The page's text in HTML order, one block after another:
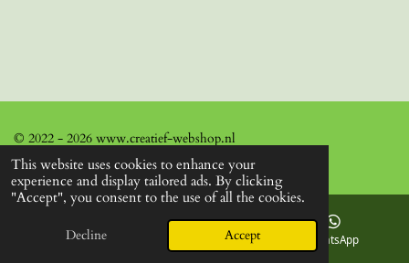
This website uses cookies to enhance your
experience and display tailored ads. By clicking
"Accept", you consent to the use of all the cookies.
Decline Accept
© 2022 - 2026 www.creatief-webshop.nl
Email Facebook WhatsApp